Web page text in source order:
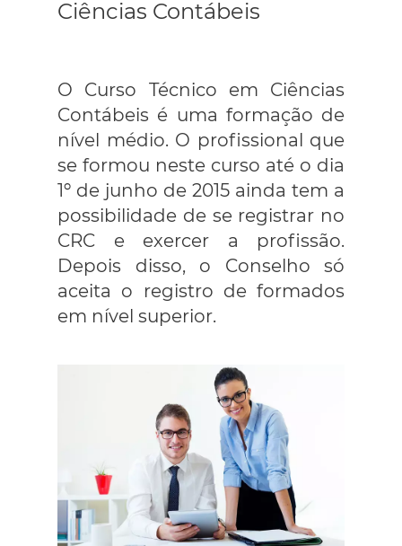
Ciências Contábeis
O Curso Técnico em Ciências
Contábeis é uma formação de
nível médio. O profissional que
se formou neste curso até o dia
1º de junho de 2015 ainda tem a
possibilidade de se registrar no
CRC e exercer a profissão.
Depois disso, o Conselho só
aceita o registro de formados
em nível superior.